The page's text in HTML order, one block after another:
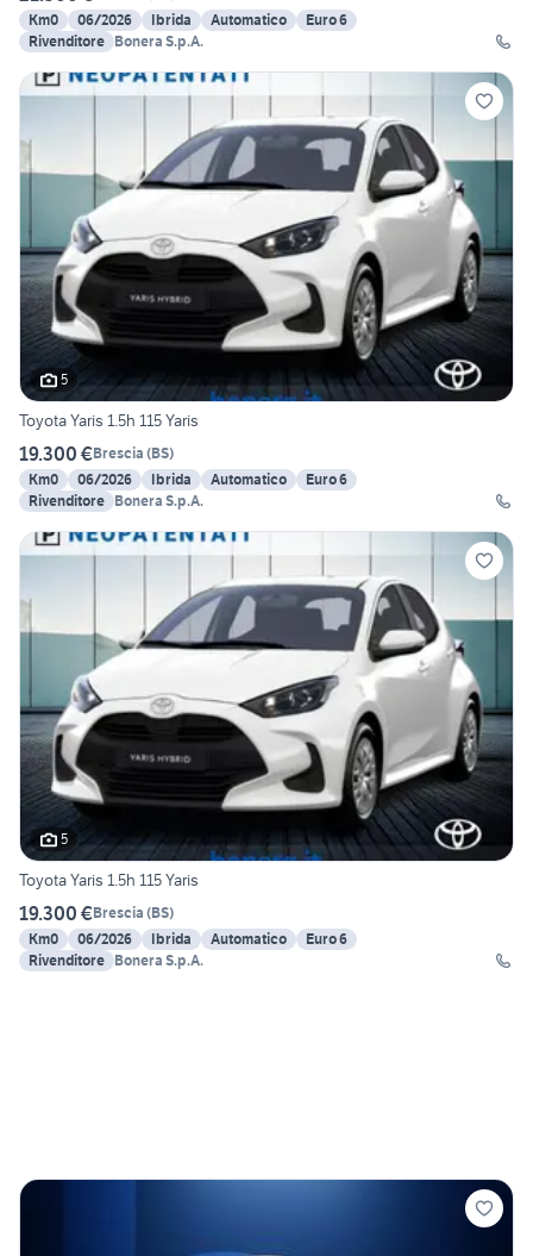
Km0
06/2026 Ibrida Automatico
Euro 6
Rivenditore Bonera S.p.A.
5
Toyota Yaris 1.5h 115 Yaris
19.300 €Brescia (BS)
Km0
06/2026 Ibrida Automatico
Euro 6
Rivenditore Bonera S.p.A.
5
Toyota Yaris 1.5h 115 Yaris
19.300 €Brescia (BS)
Km0
06/2026 Ibrida Automatico
Euro 6
Rivenditore Bonera S.p.A.